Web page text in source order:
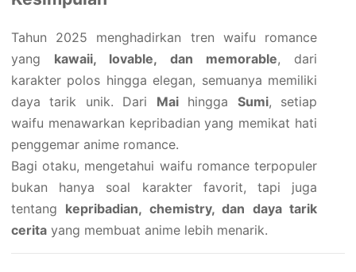
Tahun 2025 menghadirkan tren waifu romance
yang kawaii, lovable, dan memorable, dari
karakter polos hingga elegan, semuanya memiliki
daya tarik unik. Dari Maihingga Sumi, setiap
waifu menawarkan kepribadian yang memikat hati
penggemar anime romance.
Bagi otaku, mengetahui waifu romance terpopuler
bukan hanya soal karakter favorit, tapi juga
tentang kepribadian, chemistry, dan daya tarik
cerita yang membuat anime lebih menarik.